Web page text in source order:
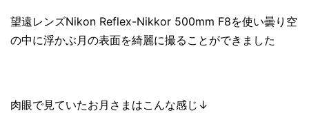
望遠レンズNikon Reflex-Nikkor 500mm F8を使い曇り空
の中に浮かぶ月の表面を綺麗に撮ることができました
肉眼で見ていたお月さまはこんな感じ↓